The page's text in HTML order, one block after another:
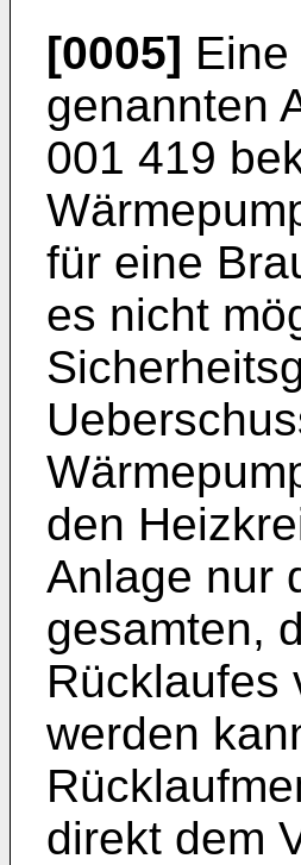
[0005]
genannten
001 419
für eine
es nicht
den
Anlage nur
gesamten,
Rücklaufes
werden
direkt dem